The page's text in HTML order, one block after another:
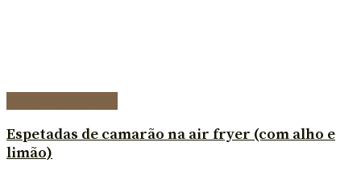
Espetadas de camarão na air fryer (com alho e
limão)